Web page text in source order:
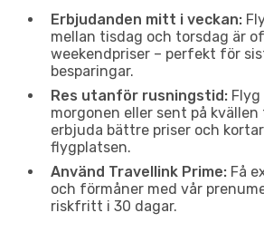
Erbjudanden mitt i veckan:
mellan tisdag och torsdag är
weekendpriser – perfekt för
besparingar.
Res utanför rusningstid:
morgonen eller sent på
erbjuda bättre priser och
flygplatsen.
Använd Travellink Prime: Få
och förmåner med vår
riskfritt i 30 dagar.